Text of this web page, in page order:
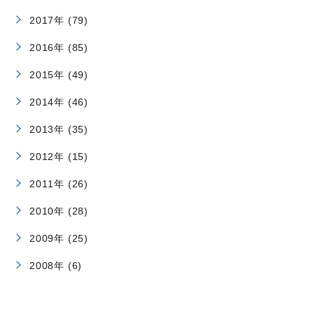
2017年 (79)
2016年 (85)
2015年 (49)
2014年 (46)
2013年 (35)
2012年 (15)
2011年 (26)
2010年 (28)
2009年 (25)
2008年 (6)